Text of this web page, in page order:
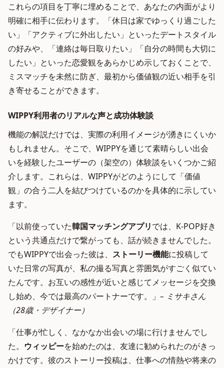
これらの項目を丁寧に埋めることで、あなたの内面がより
明確に相手に伝わります。「休日は家でゆっくり過ごした
い」「アクティブに外出したい」といったデートスタイル
の好みや、「連絡は毎日取りたい」「自分の時間も大切に
したい」といった恋愛観をあらかじめ示しておくことで、
ミスマッチを未然に防ぎ、最初から価値観の近い相手を引
き寄せることができます。
WIPPY利用者のリアルな声と成功体験談
機能の解説だけでは、実際の利用イメージが湧きにくいか
もしれません。そこで、WIPPYを通じて素晴らしい出会
いを経験したユーザーの（架空の）体験談をいくつかご紹
介します。これらは、WIPPYがどのようにして「価値
観」の合う二人を結びつけているのかを具体的に示してい
ます。
「以前使っていた韓国マッチングアプリでは、K-POP好き
という共通点だけで繋がっても、話が続きませんでした。
でもWIPPYで出会った彼は、 ストーリー機能に投稿して
いた日常の写真が、私の撮る写真と雰囲気がすごく似てい
たんです。お互いの感性が近いと感じてメッセージを交換
し始め、今では最高のパートナーです。」 – ミサキさん
（28歳・デザイナー）
「仕事が忙しく、なかなか出会いの場に行けませんでし
た。 ウィッピーを始めたのは、友達に勧められたのがきっ
かけです。彼のストーリー投稿は、仕事への情熱や将来の